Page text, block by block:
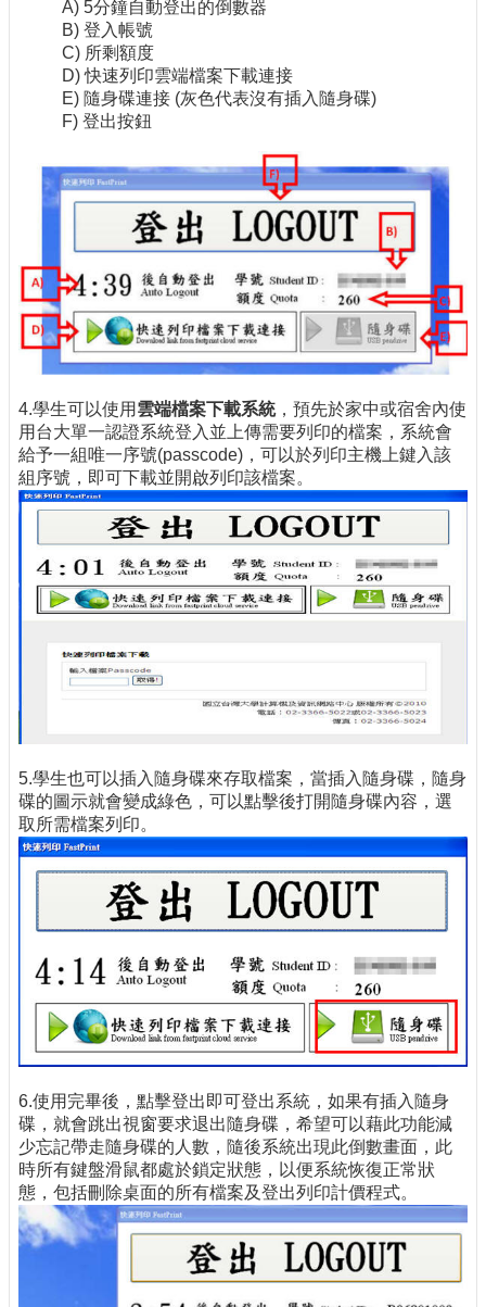
A) 5分鐘自動登出的倒數器
B) 登入帳號
C) 所剩額度
D) 快速列印雲端檔案下載連接
E) 隨身碟連接 (灰色代表沒有插入隨身碟)
F) 登出按鈕
4.學生可以使用 雲端檔案下載系統，預先於家中或宿舍內使
用台大單一認證系統登入並上傳需要列印的檔案，系統會
給予一組唯一序號(passcode)，可以於列印主機上鍵入該
組序號，即可下載並開啟列印該檔案。
5.學生也可以插入隨身碟來存取檔案，當插入隨身碟，隨身
碟的圖示就會變成綠色，可以點擊後打開隨身碟內容，選
取所需檔案列印。
6.使用完畢後，點擊登出即可登出系統，如果有插入隨身
碟，就會跳出視窗要求退出隨身碟，希望可以藉此功能減
少忘記帶走隨身碟的人數，隨後系統出現此倒數畫面，此
時所有鍵盤滑鼠都處於鎖定狀態，以便系統恢復正常狀
態，包括刪除桌面的所有檔案及登出列印計價程式。